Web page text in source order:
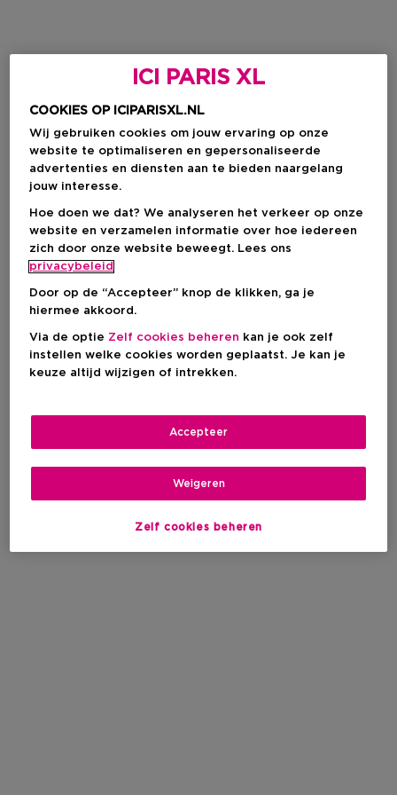
ICI PARIS XL
COOKIES OP ICIPARISXL.NL
Wij gebruiken cookies om jouw ervaring op onze
website te optimaliseren en gepersonaliseerde
advertenties en diensten aan te bieden naargelang
jouw interesse.
Hoe doen we dat? We analyseren het verkeer op onze
website en verzamelen informatie over hoe iedereen
zich door onze website beweegt. Lees ons
privacybeleid
Door op de “Accepteer” knop de klikken, ga je
hiermee akkoord.
Via de optie Zelf cookies beheren kan je ook zelf
instellen welke cookies worden geplaatst. Je kan je
keuze altijd wijzigen of intrekken.
Zelf cookies beheren
Weigeren
Accepteer